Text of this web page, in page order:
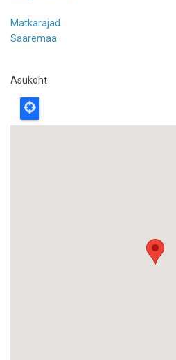
Matkarajad
Saaremaa
Asukoht